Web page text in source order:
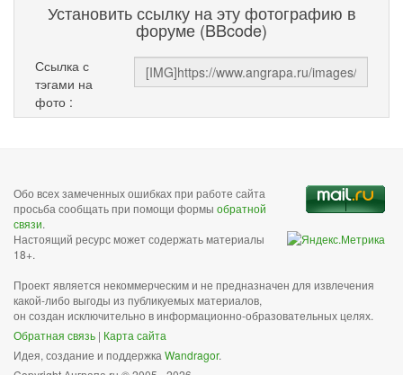
Установить ссылку на эту фотографию в
форуме (BBcode)
Ссылка с
тэгами на
фото :
Обо всех замеченных ошибках при работе сайта
просьба сообщать при помощи формы обратной
связи.
Настоящий ресурс может содержать материалы
18+.
Проект является некоммерческим и не предназначен для извлечения
какой-либо выгоды из публикуемых материалов,
он создан исключительно в информационно-образовательных целях.
Обратная связь | Карта сайта
Идея, создание и поддержка Wandragor.